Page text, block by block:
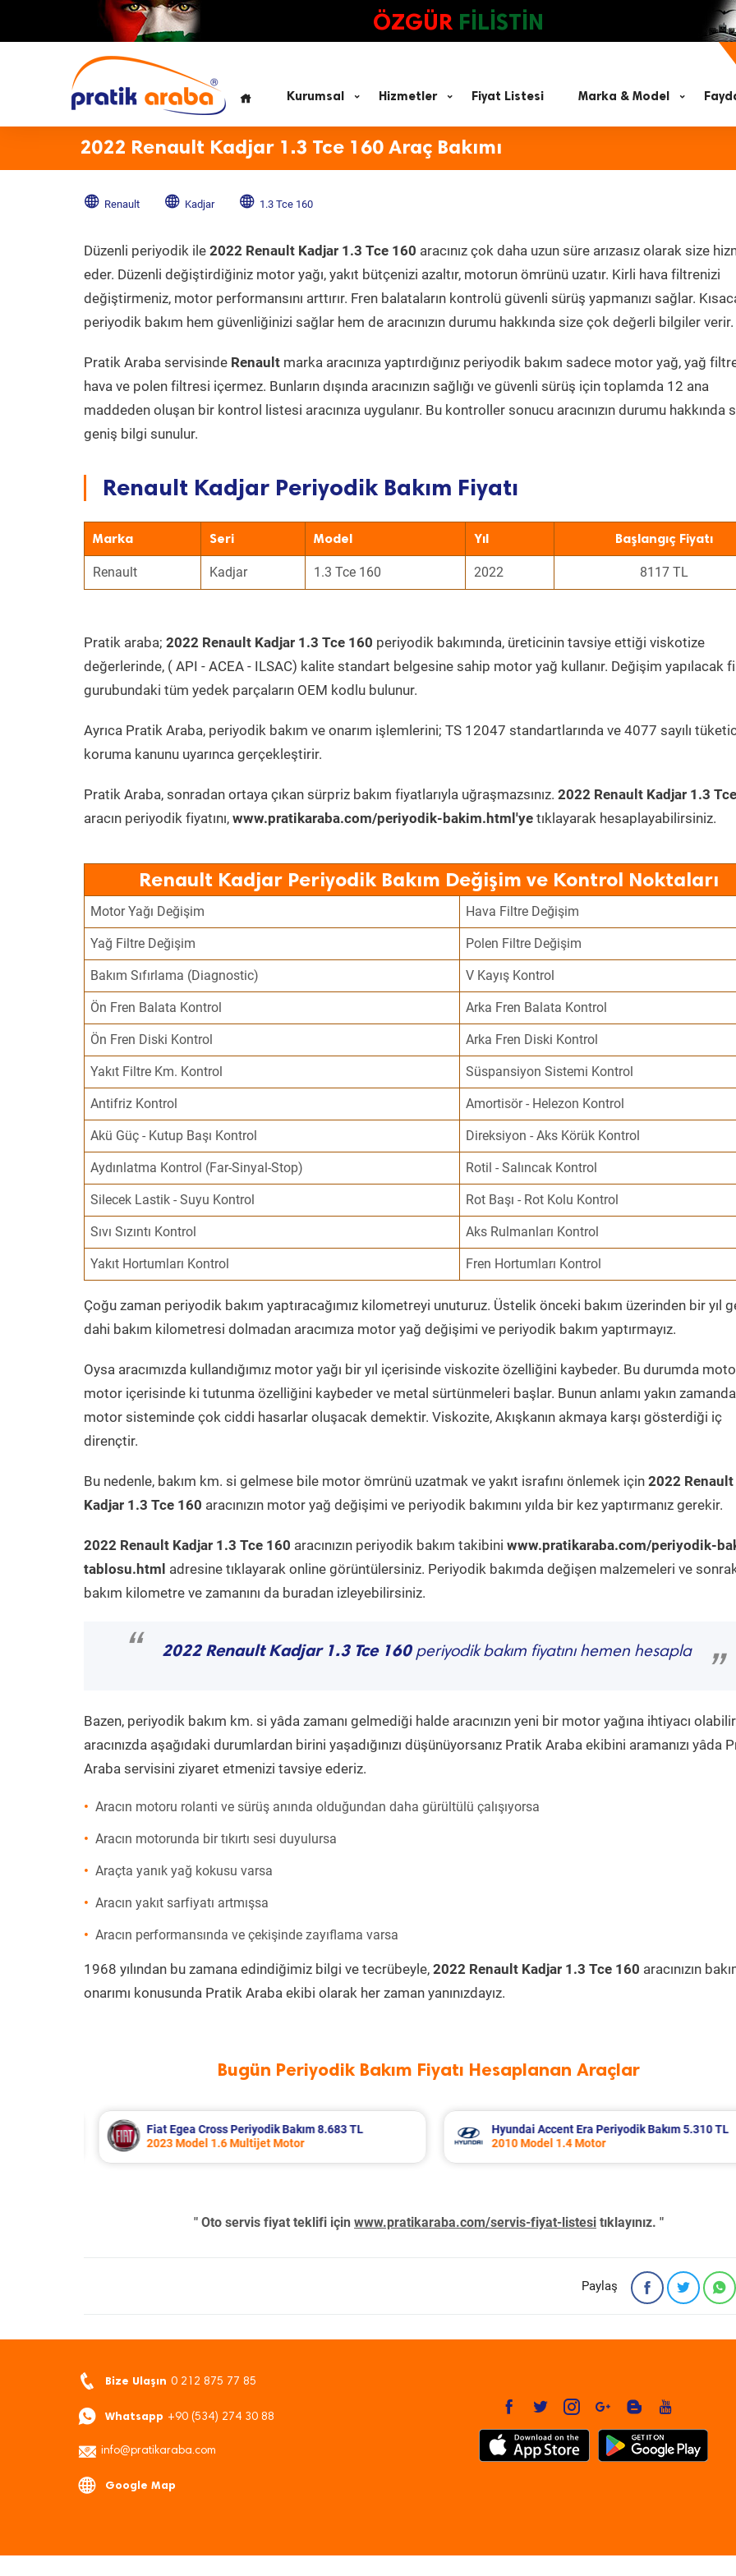
ÖZGÜR FİLİSTİN
Kurumsal Hizmetler Fiyat Listesi Marka & Model
2022 Renault Kadjar 1.3 Tce 160 Araç Bakımı
Renault Kadjar 1.3 Tce 160
Düzenli periyodik ile 2022 Renault Kadjar 1.3 Tce 160 aracınız çok daha uzun süre arızasız olarak size
eder. Düzenli değiştirdiğiniz motor yağı, yakıt bütçenizi azaltır, motorun ömrünü uzatır. Kirli hava filtrenizi
değiştirmeniz, motor performansını arttırır. Fren balataların kontrolü güvenli sürüş yapmanızı sağlar.
periyodik bakım hem güvenliğinizi sağlar hem de aracınızın durumu hakkında size çok değerli bilgiler verir.
Pratik Araba servisinde Renault marka aracınıza yaptırdığınız periyodik bakım sadece motor yağ, yağ
hava ve polen filtresi içermez. Bunların dışında aracınızın sağlığı ve güvenli sürüş için toplamda 12 ana
maddeden oluşan bir kontrol listesi aracınıza uygulanır. Bu kontroller sonucu aracınızın durumu hakkında
geniş bilgi sunulur.
Renault Kadjar Periyodik Bakım Fiyatı
Marka Seri Model Yıl Başlangıç Fiyatı
Renault Kadjar 1.3 Tce 160 2022 8117 TL
Pratik araba; 2022 Renault Kadjar 1.3 Tce 160 periyodik bakımında, üreticinin tavsiye ettiği viskotize
değerlerinde, ( API - ACEA - ILSAC) kalite standart belgesine sahip motor yağ kullanır. Değişim yapılacak
gurubundaki tüm yedek parçaların OEM kodlu bulunur.
Ayrıca Pratik Araba, periyodik bakım ve onarım işlemlerini; TS 12047 standartlarında ve 4077 sayılı
koruma kanunu uyarınca gerçekleştirir.
Pratik Araba, sonradan ortaya çıkan sürpriz bakım fiyatlarıyla uğraşmazsınız. 2022 Renault Kadjar 1.3
aracın periyodik fiyatını, www.pratikaraba.com/periyodik-bakim.html'ye tıklayarak hesaplayabilirsiniz.
Renault Kadjar Periyodik Bakım Değişim ve Kontrol Noktaları
Motor Yağı Değişim Hava Filtre Değişim
Yağ Filtre Değişim Polen Filtre Değişim
Bakım Sıfırlama (Diagnostic) V Kayış Kontrol
Ön Fren Balata Kontrol Arka Fren Balata Kontrol
Ön Fren Diski Kontrol Arka Fren Diski Kontrol
Yakıt Filtre Km. Kontrol Süspansiyon Sistemi Kontrol
Antifriz Kontrol Amortisör - Helezon Kontrol
Akü Güç - Kutup Başı Kontrol Direksiyon - Aks Körük Kontrol
Aydınlatma Kontrol (Far-Sinyal-Stop) Rotil - Salıncak Kontrol
Silecek Lastik - Suyu Kontrol Rot Başı - Rot Kolu Kontrol
Sıvı Sızıntı Kontrol Aks Rulmanları Kontrol
Yakıt Hortumları Kontrol Fren Hortumları Kontrol
Çoğu zaman periyodik bakım yaptıracağımız kilometreyi unuturuz. Üstelik önceki bakım üzerinden bir yıl
dahi bakım kilometresi dolmadan aracımıza motor yağ değişimi ve periyodik bakım yaptırmayız.
Oysa aracımızda kullandığımız motor yağı bir yıl içerisinde viskozite özelliğini kaybeder. Bu durumda
motor içerisinde ki tutunma özelliğini kaybeder ve metal sürtünmeleri başlar. Bunun anlamı yakın zamanda
motor sisteminde çok ciddi hasarlar oluşacak demektir. Viskozite, Akışkanın akmaya karşı gösterdiği iç
dirençtir.
Bu nedenle, bakım km. si gelmese bile motor ömrünü uzatmak ve yakıt israfını önlemek için 2022 Renault
Kadjar 1.3 Tce 160 aracınızın motor yağ değişimi ve periyodik bakımını yılda bir kez yaptırmanız gerekir.
2022 Renault Kadjar 1.3 Tce 160 aracınızın periyodik bakım takibini www.pratikaraba.com/periyodik-
tablosu.html adresine tıklayarak online görüntülersiniz. Periyodik bakımda değişen malzemeleri ve
bakım kilometre ve zamanını da buradan izleyebilirsiniz.
“ 2022 Renault Kadjar 1.3 Tce 160periyodik bakım fiyatını hemen hesapla
”
Bazen, periyodik bakım km. si yâda zamanı gelmediği halde aracınızın yeni bir motor yağına ihtiyacı
aracınızda aşağıdaki durumlardan birini yaşadığınızı düşünüyorsanız Pratik Araba ekibini aramanızı yâda
Araba servisini ziyaret etmenizi tavsiye ederiz.
Aracın motoru rolanti ve sürüş anında olduğundan daha gürültülü çalışıyorsa
Aracın motorunda bir tıkırtı sesi duyulursa
Araçta yanık yağ kokusu varsa
Aracın yakıt sarfiyatı artmışsa
Aracın performansında ve çekişinde zayıflama varsa
1968 yılından bu zamana edindiğimiz bilgi ve tecrübeyle, 2022 Renault Kadjar 1.3 Tce 160 aracınızın
onarımı konusunda Pratik Araba ekibi olarak her zaman yanınızdayız.
Bugün Periyodik Bakım Fiyatı Hesaplanan Araçlar
Hyundai Accent Era Periyodik Bakım 5.310 TL
2010 Model 1.4 Motor
Nissan Micra Periyodik Bakım
2019 Model 1.2 Motor
" Oto servis fiyat teklifi için www.pratikaraba.com/servis-fiyat-listesi tıklayınız. "
Paylaş
Bize Ulaşın 0 212 875 77 85
Whatsapp +90 (534) 274 30 88
info@pratikaraba.com
Google Map